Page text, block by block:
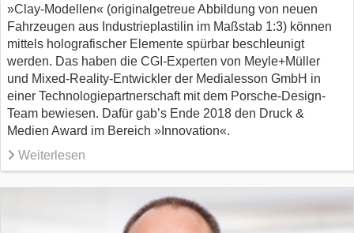
»Clay-Modellen« (originalgetreue Abbildung von neuen
Fahrzeugen aus Industrieplastilin im Maßstab 1:3) können
mittels holografischer Elemente spürbar beschleunigt
werden. Das haben die CGI-Experten von Meyle+Müller
und Mixed-Reality-Entwickler der Medialesson GmbH in
einer Technologiepartnerschaft mit dem Porsche-Design-
Team bewiesen. Dafür gab’s Ende 2018 den Druck &
Medien Award im Bereich »Innovation«.
Weiterlesen